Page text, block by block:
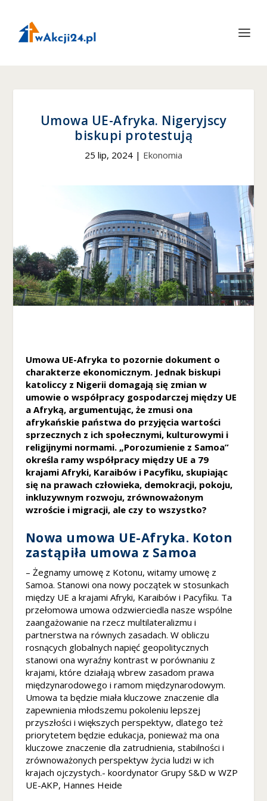
Umowa UE-Afryka. Nigeryjscy
biskupi protestują
25 lip, 2024 | Ekonomia
Umowa UE-Afryka to pozornie dokument o
charakterze ekonomicznym. Jednak biskupi
katoliccy z Nigerii domagają się zmian w
umowie o współpracy gospodarczej między UE
a Afryką, argumentując, że zmusi ona
afrykańskie państwa do przyjęcia wartości
sprzecznych z ich społecznymi, kulturowymi i
religijnymi normami. „Porozumienie z Samoa”
określa ramy współpracy między UE a 79
krajami Afryki, Karaibów i Pacyfiku, skupiając
się na prawach człowieka, demokracji, pokoju,
inkluzywnym rozwoju, zrównoważonym
wzroście i migracji, ale czy to wszystko?
Nowa umowa UE-Afryka. Koton
zastąpiła umowa z Samoa
– Żegnamy umowę z Kotonu, witamy umowę z
Samoa. Stanowi ona nowy początek w stosunkach
między UE a krajami Afryki, Karaibów i Pacyfiku. Ta
przełomowa umowa odzwierciedla nasze wspólne
zaangażowanie na rzecz multilateralizmu i
partnerstwa na równych zasadach. W obliczu
rosnących globalnych napięć geopolitycznych
stanowi ona wyraźny kontrast w porównaniu z
krajami, które działają wbrew zasadom prawa
międzynarodowego i ramom międzynarodowym.
Umowa ta będzie miała kluczowe znaczenie dla
zapewnienia młodszemu pokoleniu lepszej
przyszłości i większych perspektyw, dlatego też
priorytetem będzie edukacja, ponieważ ma ona
kluczowe znaczenie dla zatrudnienia, stabilności i
zrównoważonych perspektyw życia ludzi w ich
krajach ojczystych.- koordynator Grupy S&D w WZP
UE-AKP, Hannes Heide
Konieczne
Te pliki cookie
nie są
opcjonalne. Są
one potrzebne
S
t
a
t
y
s
t
y
k
a
A
y
ś
m
m
o
gl
i
p
o
p
r
a
w
ić
f
u
n
k
cj
o